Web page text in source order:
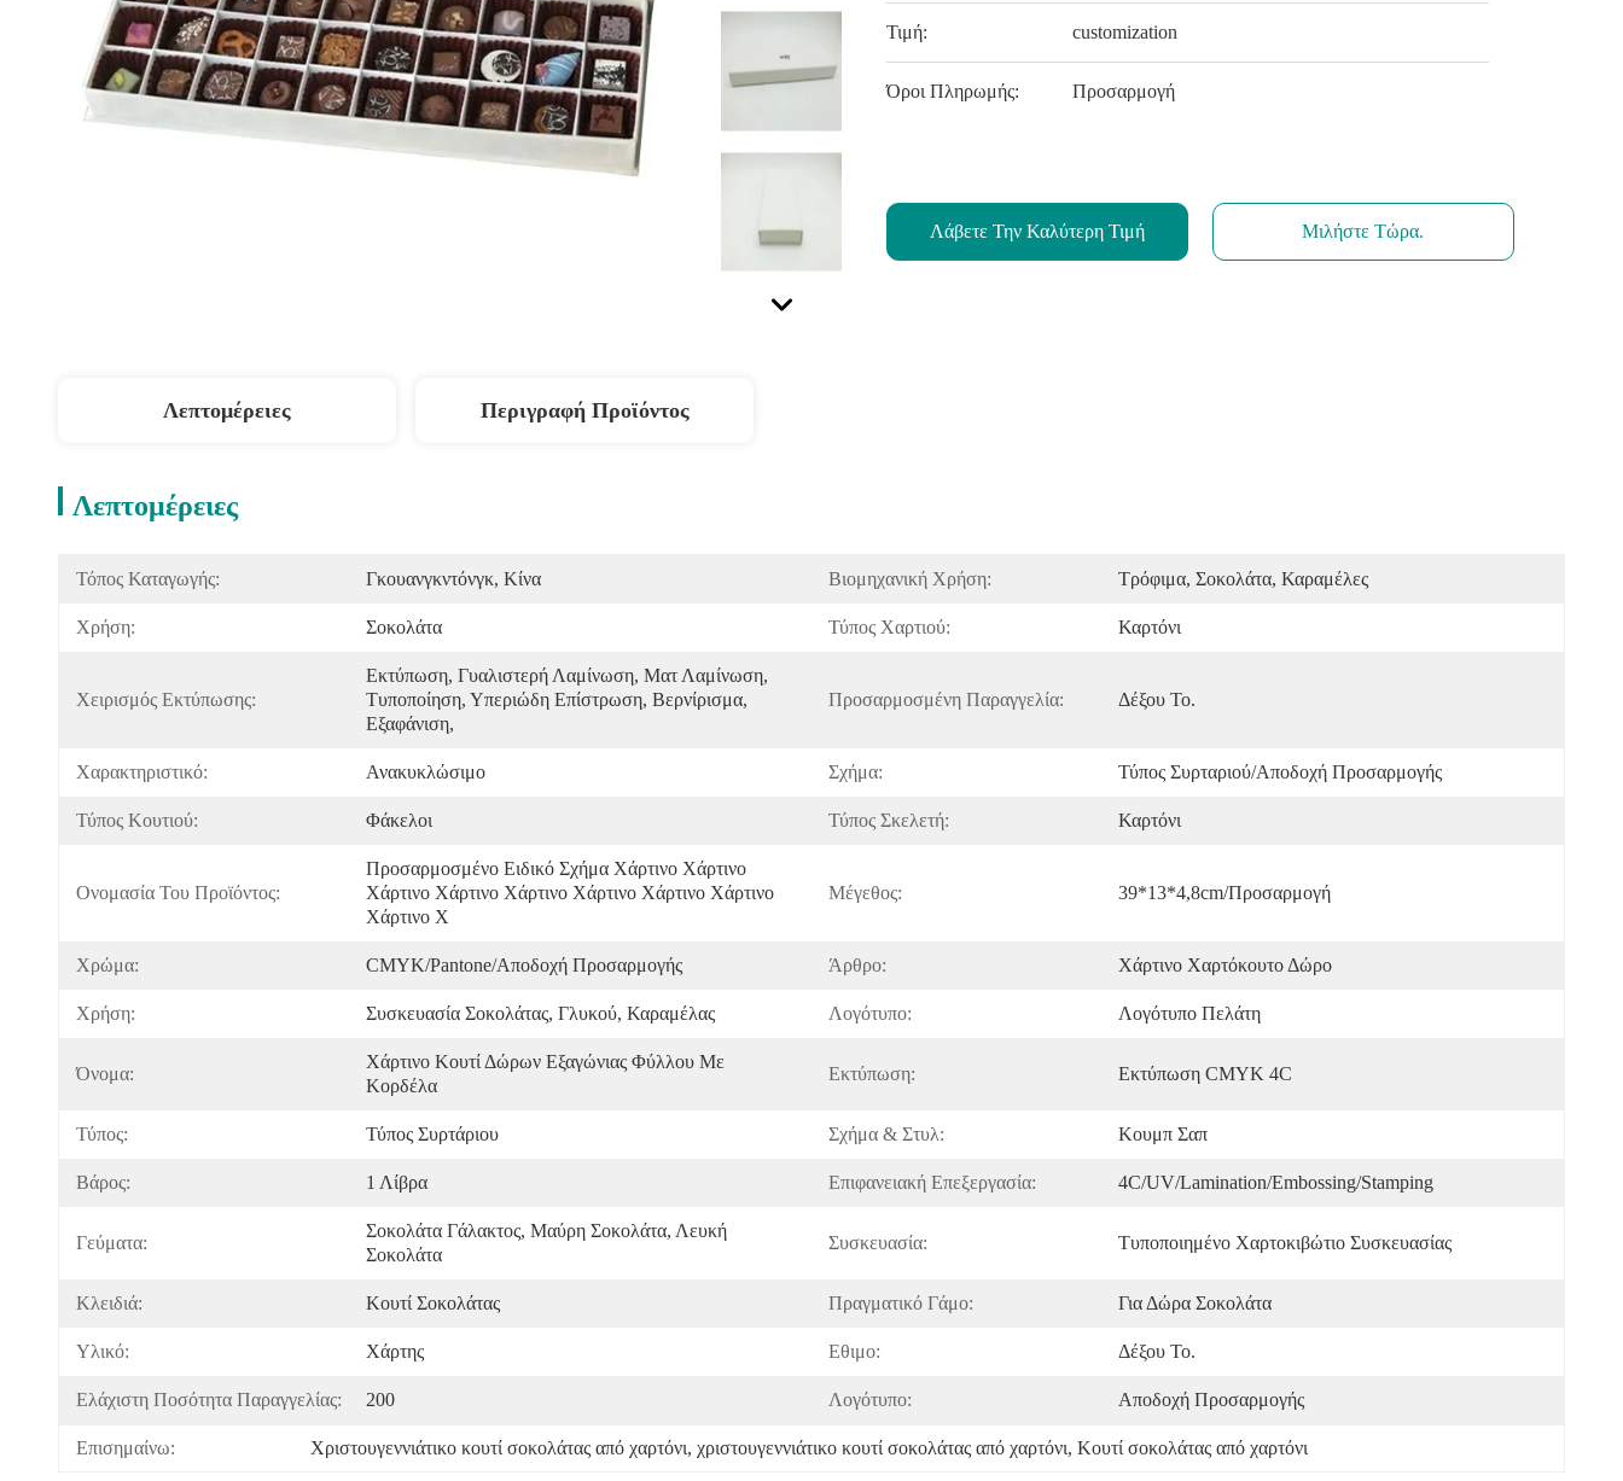
Τιμή: customization
Όροι Πληρωμής: Προσαρμογή
Λάβετε Την Καλύτερη Τιμή Μιλήστε Τώρα.
Λεπτομέρειες Περιγραφή Προϊόντος
Λεπτομέρειες
Τόπος Καταγωγής: Γκουανγκντόνγκ, Κίνα Βιομηχανική Χρήση: Τρόφιμα, Σοκολάτα, Καραμέλες
Χρήση: Σοκολάτα Τύπος Χαρτιού: Καρτόνι
Χειρισμός Εκτύπωσης:
Εκτύπωση, Γυαλιστερή Λαμίνωση, Ματ Λαμίνωση,
Τυποποίηση, Υπεριώδη Επίστρωση, Βερνίρισμα,
Εξαφάνιση,
Προσαρμοσμένη Παραγγελία: Δέξου Το.
Χαρακτηριστικό: Ανακυκλώσιμο Σχήμα: Τύπος Συρταριού/Αποδοχή Προσαρμογής
Τύπος Κουτιού: Φάκελοι Τύπος Σκελετή: Καρτόνι
Ονομασία Του Προϊόντος:
Προσαρμοσμένο Ειδικό Σχήμα Χάρτινο Χάρτινο
Χάρτινο Χάρτινο Χάρτινο Χάρτινο Χάρτινο Χάρτινο
Χάρτινο Χ
Μέγεθος: 39*13*4,8cm/προσαρμογή
Χρώμα: CMYK/Pantone/Αποδοχή Προσαρμογής Άρθρο: Χάρτινο Χαρτόκουτο Δώρο
Χρήση: Συσκευασία Σοκολάτας, Γλυκού, Καραμέλας Λογότυπο: Λογότυπο Πελάτη
Όνομα:
Χάρτινο Κουτί Δώρων Εξαγώνιας Φύλλου Με
Κορδέλα
Εκτύπωση: Εκτύπωση CMYK 4C
Τύπος: Τύπος Συρτάριου Σχήμα & Στυλ: Κουμπ Σαπ
Βάρος: 1 Λίβρα Επιφανειακή Επεξεργασία: 4C/UV/Lamination/Embossing/Stamping
Γεύματα:
Σοκολάτα Γάλακτος, Μαύρη Σοκολάτα, Λευκή
Σοκολάτα
Συσκευασία: Τυποποιημένο Χαρτοκιβώτιο Συσκευασίας
Κλειδιά: Κουτί Σοκολάτας Πραγματικό Γάμο: Για Δώρα Σοκολάτα
Υλικό: Χάρτης Εθιμο: Δέξου Το.
Ελάχιστη Ποσότητα Παραγγελίας: 200 Λογότυπο: Αποδοχή Προσαρμογής
Επισημαίνω: Χριστουγεννιάτικο κουτί σοκολάτας από χαρτόνι, χριστουγεννιάτικο κουτί σοκολάτας από χαρτόνι, Κουτί σοκολάτας από χαρτόνι